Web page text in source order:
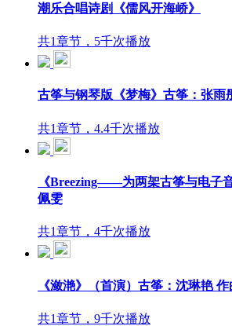
潮乐合唱诗剧《儒风开海峤》
共1章节，5千次播放
古筝与钢琴版《梦梅》古筝：张雨
共1章节，4.4千次播放
《Breezing——为两架古筝与电子
佩雯
共1章节，4千次播放
《潋滟》（首演）古筝：沈琳艳
共1章节，9千次播放